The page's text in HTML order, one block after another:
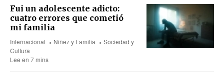
Fui un adolescente adicto:
cuatro errores que cometió
mi familia
Internacional Niñez y Familia
Sociedad y
Cultura
Lee en 7 mins